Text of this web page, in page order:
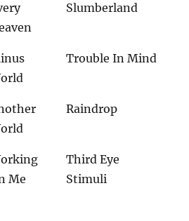
Slumberland
Trouble In Mind
Raindrop
Me
Third Eye
Stimuli